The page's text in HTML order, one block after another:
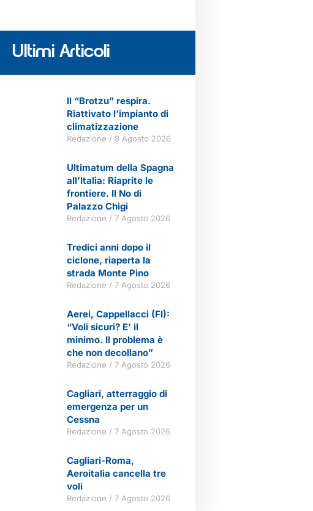
Ultimi Articoli
Il “Brotzu” respira.
Riattivato l’impianto di
climatizzazione
Redazione 8 Agosto 2026
Ultimatum della Spagna
all’Italia: Riaprite le
frontiere. Il No di
Palazzo Chigi
Redazione 7 Agosto 2026
Tredici anni dopo il
ciclone, riaperta la
strada Monte Pino
Redazione 7 Agosto 2026
Aerei, Cappellacci (FI):
“Voli sicuri? E’ il
minimo. Il problema è
che non decollano”
Redazione 7 Agosto 2026
Cagliari, atterraggio di
emergenza per un
Cessna
Redazione 7 Agosto 2026
Cagliari-Roma,
Aeroitalia cancella tre
voli
Redazione 7 Agosto 2026